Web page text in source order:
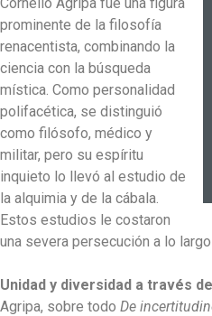
prominente de la filosofía
renacentista, combinando la
ciencia con la búsqueda
mística. Como personalidad
polifacética, se distinguió
como filósofo, médico y
militar, pero su espíritu
inquieto lo llevó al estudio de
la alquimia y de la cábala.
Estos estudios le costaron
una severa persecución a lo
Unidad y diversidad a través
Agripa, sobre todo De